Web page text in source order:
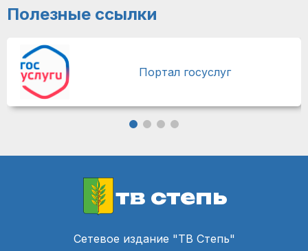
Полезные ссылки
Портал госуслуг
тв степь
Сетевое издание "ТВ Степь"